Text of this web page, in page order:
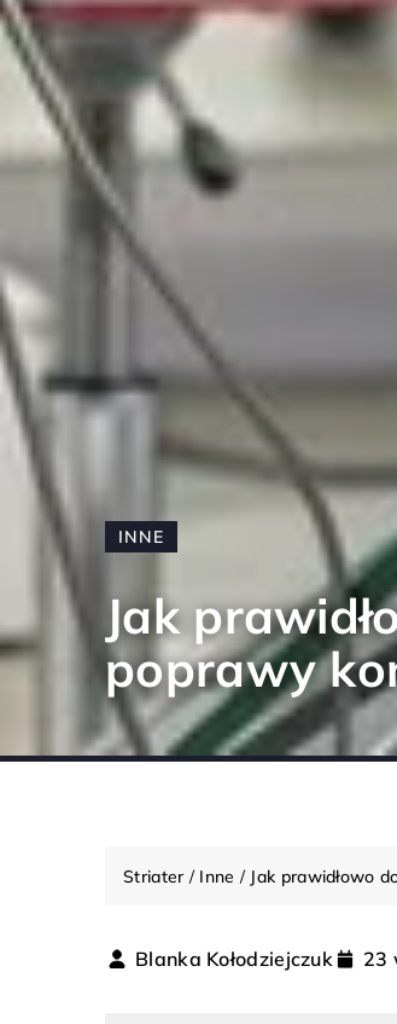
INNE
Jak
poprawy
Striater/ Inne / Jak prawidłowo
Blanka Kołodziejczuk 23
MODA